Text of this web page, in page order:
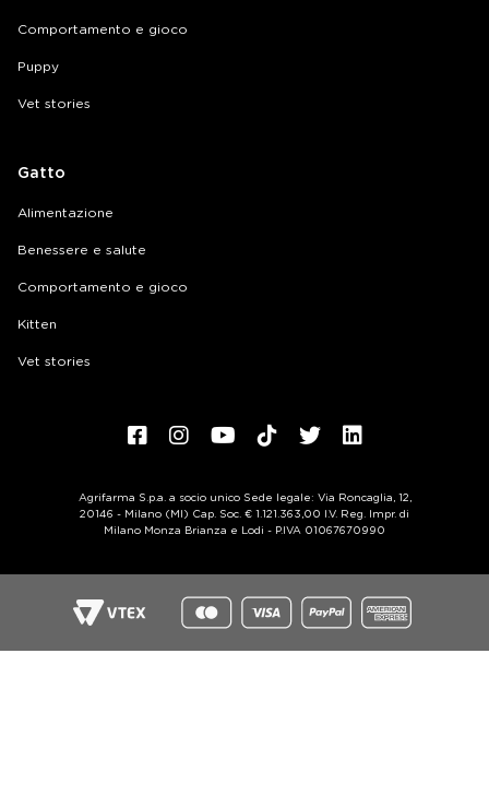
Comportamento e gioco
Puppy
Vet stories
Gatto
Alimentazione
Benessere e salute
Comportamento e gioco
Kitten
Vet stories
Agrifarma S.p.a. a socio unico Sede legale: Via Roncaglia, 12,
20146 - Milano (MI) Cap. Soc. € 1.121.363,00 I.V. Reg. Impr. di
Milano Monza Brianza e Lodi - P.IVA 01067670990